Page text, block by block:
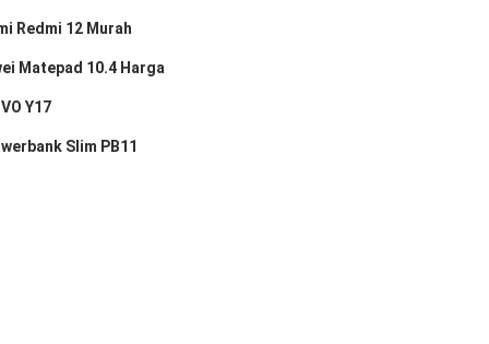
Redmi 12 Murah
Matepad 10.4 Harga
Y17
Slim PB11